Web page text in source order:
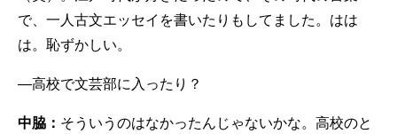
で、一人古文エッセイを書いたりもしてました。はは
は。恥ずかしい。
—高校で文芸部に入ったり？
中脇： そういうのはなかったんじゃないかな。高校のと